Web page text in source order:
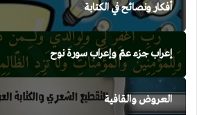
أفكار ونصائح في الكتابة
إعراب جزء عمّ وإعراب سورة نوح
العروض والقافية